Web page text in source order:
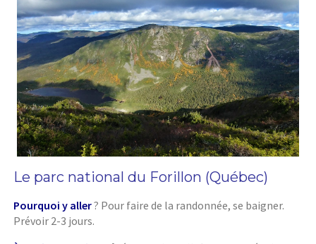
Le parc national du Forillon (Québec)
Pourquoi y aller? Pour faire de la randonnée, se baigner.
Prévoir 2-3 jours.